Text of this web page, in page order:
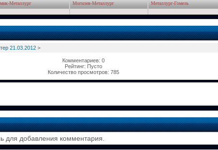
Металлург Могилев-Металлург Металлург-Гомель
21.03.2012>
Комментариев: 0
Рейтинг: Пусто
Количество просмотров: 785
для добавления комментария.